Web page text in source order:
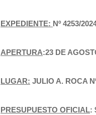
EXPEDIENTE: Nº 4253/
APERTURA:23 DE
LUGAR: JULIO A. ROCA
PRESUPUESTO OFICIAL: